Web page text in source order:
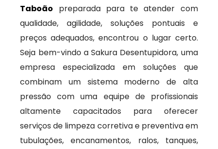
Taboão preparada para te atender com
qualidade, agilidade, soluções pontuais e
preços adequados, encontrou o lugar certo.
Seja bem-vindo a Sakura Desentupidora, uma
empresa especializada em soluções que
combinam um sistema moderno de alta
pressão com uma equipe de profissionais
altamente capacitados para oferecer
serviços de limpeza corretiva e preventiva em
tubulações, encanamentos, ralos, tanques,